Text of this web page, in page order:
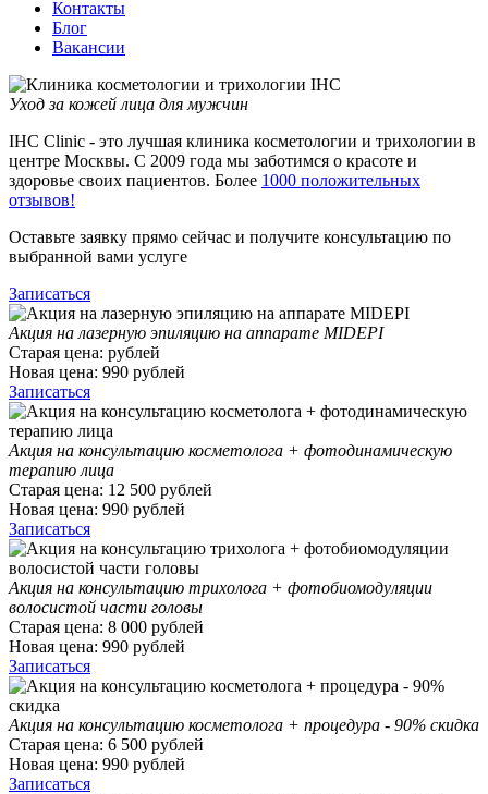
Контакты
Блог
Вакансии
Уход за кожей лица для мужчин
IHC Clinic - это лучшая клиника косметологии и трихологии в
центре Москвы. С 2009 года мы заботимся о красоте и
здоровье своих пациентов. Более 1000 положительных
отзывов!
Оставьте заявку прямо сейчас и получите консультацию по
выбранной вами услуге
Записаться
Акция на лазерную эпиляцию на аппарате MIDEPI
Старая цена: рублей
Новая цена: 990 рублей
Записаться
Акция на консультацию косметолога + фотодинамическую
терапию лица
Старая цена: 12 500 рублей
Новая цена: 990 рублей
Записаться
Акция на консультацию трихолога + фотобиомодуляции
волосистой части головы
Старая цена: 8 000 рублей
Новая цена: 990 рублей
Записаться
Акция на консультацию косметолога + процедура - 90% скидка
Старая цена: 6 500 рублей
Новая цена: 990 рублей
Записаться